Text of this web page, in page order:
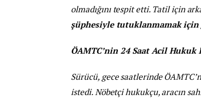
olmadığını tespit etti. Tatil için
şüphesiyle tutuklanmamak için
ÖAMTC’nin 24 Saat Acil
Sürücü, gece saatlerinde
istedi. Nöbetçi hukukçu, aracın